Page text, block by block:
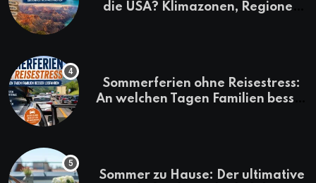
die USA? Klimazonen, Regionen
Sommerferien ohne Reisestress:
An welchen Tagen Familien besser
Sommer zu Hause: Der ultimative